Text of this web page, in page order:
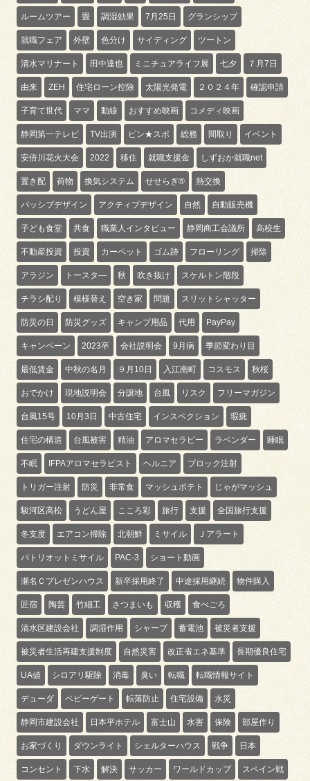
ルームツアー 畳 調湿効果 7月25日 グランシップ
就職フェア 外壁 色分け サイディング ツートン
清水マリナート 田中達也 ミニチュアライフ展 七夕 ７月7日
由来 ZEH 住宅ローン控除 太陽光発電 ２０２４年 確認申請
子育て世代 ママ 動線 おすすめ映画 コメディ映画
静岡第一テレビ TV出演 ピン★スポ 総務 間取り イベント
安倍川花火大会 2022 移住 就職支援金 しずおか就職net
置き配 荷物 換気システム せせらぎ® 熱交換
パッシブデザイン アクティブデザイン 自然 自動販売機
子ども食堂 共食 職業人インタビュー 静岡商工会議所 高校生
不動産投資 投資 カーペット ゴム跡 フローリング 掃除
アラジン トースタ― 秋 吹き抜け スケルトン階段
チラシ配り 模様替え 空き家 問題 スリットシャッター
防災の日 防災グッズ キャンプ用品 代用 PayPay
キャンペーン 2023卒 会社説明会 9月病 季節変わり目
最低賃金 中秋の名月 ９月10日 入江南町 コスモス 秋桜
おでかけ 現地説明会 分譲地 台風 リスク フリーマガジン
台風15号 10月3日 中古住宅 インスペクション 瑕疵
住宅の構造 台風被害 精油 アロマセラピー ラベンダー 睡眠
不眠 IFPAアロマセラピスト ヘルニア ブロック注射
トリガー注射 防災 非常食 マッシュポテト じゃがマッシュ
駿河区高松 うどん屋 こころ彩 旅行 支援 全国旅行支援
冬支度 エアコン掃除 北朝鮮 ミサイル Ｊアラート
パトリオットミサイル PAC-3 ショート動画
瀬名Ｃプレゼンハウス 新卒採用終了 中途採用継続 物件購入
匠宿 陶芸 竹細工 さつまいも 収穫 食べごろ
清水区建設会社 調湿作用 シャープ 蓄電池 被災者支援
被災者生活再建支援制度 自然災害 改正省エネ基準 長期優良住宅
UA値 シロアリ駆除 消毒 臭い 転職 転職情報サイト
デューダ ベビーゲート 転落防止 住宅設備 水災
静岡市建設会社 日本平ホテル 富士山 水害 保険 部屋作り
お家づくり ダウンライト シェルターハウス 戦争 日本
コンセント 下水 解決 サッカー ワールドカップ スペイン戦